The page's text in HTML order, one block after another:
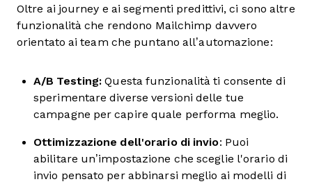
Oltre ai journey e ai segmenti predittivi, ci sono altre
funzionalità che rendono Mailchimp davvero
orientato ai team che puntano all’automazione:
A/B Testing: Questa funzionalità ti consente di
sperimentare diverse versioni delle tue
campagne per capire quale performa meglio.
Ottimizzazione dell'orario di invio: Puoi
abilitare un’impostazione che sceglie l'orario di
invio pensato per abbinarsi meglio ai modelli di